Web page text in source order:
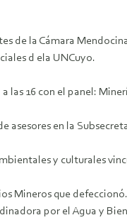
de la Cámara
d ela UNCuyo.
las 16 con el panel:
asesores en la
y culturales
Mineros que defeccionó.
por el Agua y